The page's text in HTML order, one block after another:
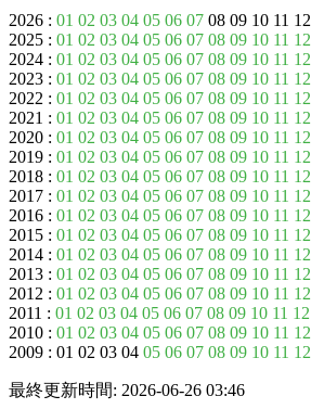
2026 : 01 02 03 04 05 06 07 08 09 10 11 12
2025 : 01 02 03 04 05 06 07 08 09 10 11 12
2024 : 01 02 03 04 05 06 07 08 09 10 11 12
2023 : 01 02 03 04 05 06 07 08 09 10 11 12
2022 : 01 02 03 04 05 06 07 08 09 10 11 12
2021 : 01 02 03 04 05 06 07 08 09 10 11 12
2020 : 01 02 03 04 05 06 07 08 09 10 11 12
2019 : 01 02 03 04 05 06 07 08 09 10 11 12
2018 : 01 02 03 04 05 06 07 08 09 10 11 12
2017 : 01 02 03 04 05 06 07 08 09 10 11 12
2016 : 01 02 03 04 05 06 07 08 09 10 11 12
2015 : 01 02 03 04 05 06 07 08 09 10 11 12
2014 : 01 02 03 04 05 06 07 08 09 10 11 12
2013 : 01 02 03 04 05 06 07 08 09 10 11 12
2012 : 01 02 03 04 05 06 07 08 09 10 11 12
2011 : 01 02 03 04 05 06 07 08 09 10 11 12
2010 : 01 02 03 04 05 06 07 08 09 10 11 12
2009 : 01 02 03 04 05 06 07 08 09 10 11 12
最終更新時間: 2026-06-26 03:46